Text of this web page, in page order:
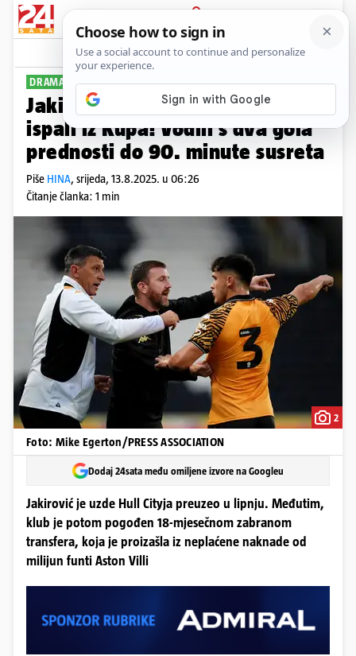
PRIJAVA
Sport Komentari
DRAMATIČAN PORAZ
Jakirović i njegov Hull u drami
ispali iz Kupa! Vodili s dva gola
prednosti do 90. minute susreta
Piše HINA, srijeda, 13.8.2025. u 06:26
Čitanje članka: 1 min
2
Foto: Mike Egerton/PRESS ASSOCIATION
Dodaj 24sata među omiljene izvore na Googleu
Jakirović je uzde Hull Cityja preuzeo u lipnju. Međutim,
klub je potom pogođen 18-mjesečnom zabranom
transfera, koja je proizašla iz neplaćene naknade od
milijun funti Aston Villi